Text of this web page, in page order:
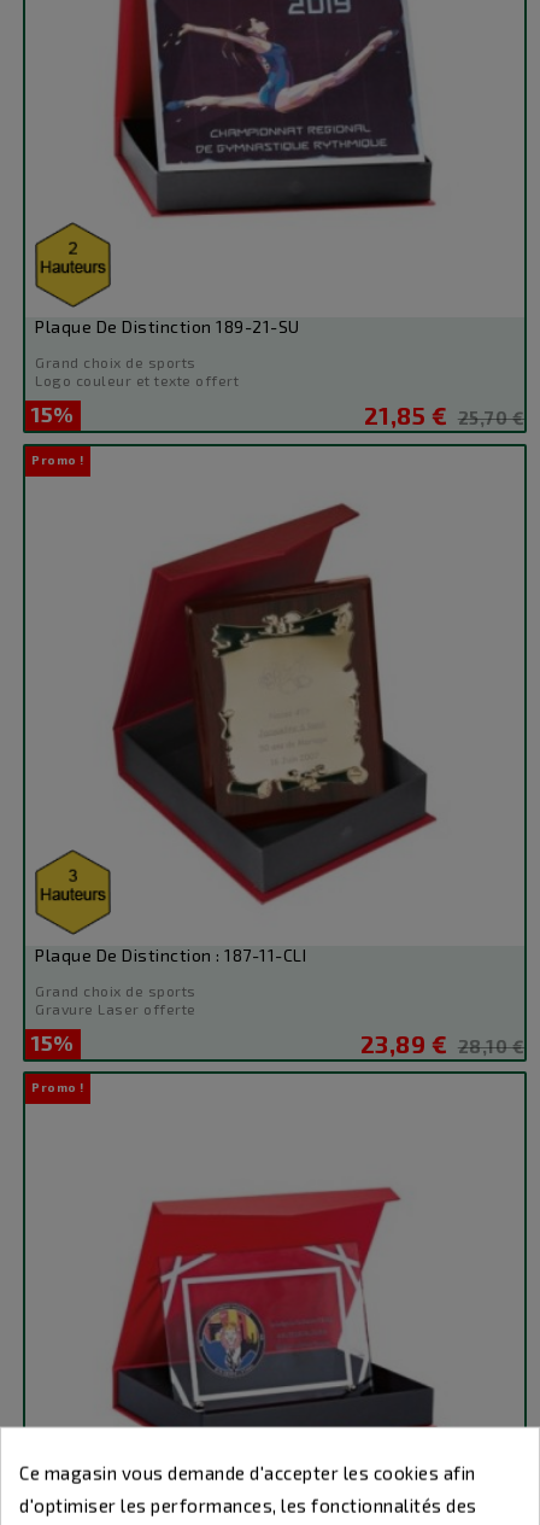
15%
Plaque De Distinction 189-21-SU
Grand choix de sports
Logo couleur et texte offert
Prix
21,85 € Prix
de
25,70 €
Promo !
15%
Plaque De Distinction : 187-11-CLI
Grand choix de sports
Gravure Laser offerte
Prix
23,89 € Prix
de
28,10 €
Promo !
Ce magasin vous demande d'accepter les cookies afin
d'optimiser les performances, les fonctionnalités des